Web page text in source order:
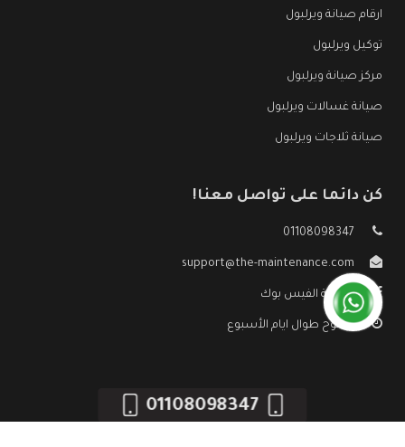
ارقام صيانة ويرلبول
توكيل ويرلبول
مركز صيانة ويرلبول
صيانة غسالات ويرلبول
صيانة ثلاجات ويرلبول
كن دائما على تواصل معنا!
01108098347
support@the-maintenance.com
صفحة الفيس بوك
مفتوح طوال ايام الأسبوع
01108098347